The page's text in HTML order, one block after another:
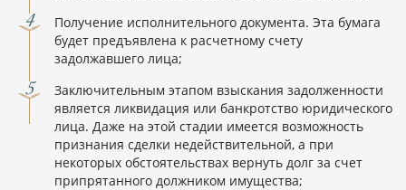
Получение исполнительного документа. Эта бумага
будет предъявлена к расчетному счету
задолжавшего лица;
Заключительным этапом взыскания задолженности
является ликвидация или банкротство юридического
лица. Даже на этой стадии имеется возможность
признания сделки недействительной, а при
некоторых обстоятельствах вернуть долг за счет
припрятанного должником имущества;